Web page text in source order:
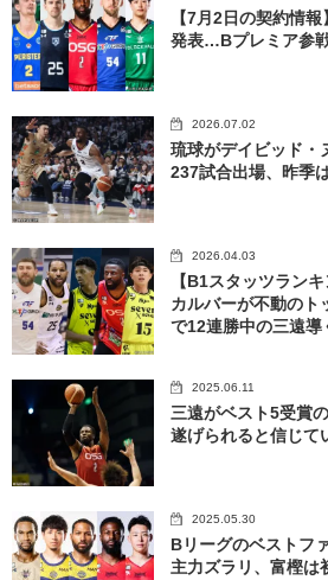
【7月2日の契約情
発表…Bプレミア参
2026.07.02
琉球がデイビッド
237試合出場、昨季
2026.04.03
【B1スタッツラン
カルバーが不動の
で12連勝中の三遠導
2025.06.11
三遠がベスト5受賞
遂げられると信じて
2025.05.30
Bリーグのベストフ
主力ズラリ、富樫は